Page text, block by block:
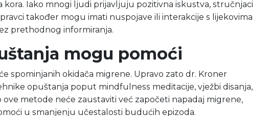
kora. Iako mnogi ljudi prijavljuju pozitivna iskustva, stručnjaci
također mogu imati nuspojave ili interakcije s lijekovima
prethodnog informiranja.
mogu pomoći
spominjanih okidača migrene. Upravo zato dr. Kroner
opuštanja poput mindfulness meditacije, vježbi disanja,
ove metode neće zaustaviti već započeti napadaj migrene,
u smanjenju učestalosti budućih epizoda.